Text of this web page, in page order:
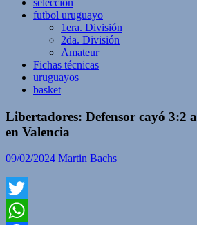
selección
futbol uruguayo
1era. División
2da. División
Amateur
Fichas técnicas
uruguayos
basket
Libertadores: Defensor cayó 3:2
en Valencia
09/02/2024 Martin Bachs
Twitter